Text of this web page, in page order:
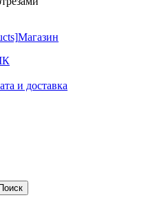
Магазин
и доставка
Поиск